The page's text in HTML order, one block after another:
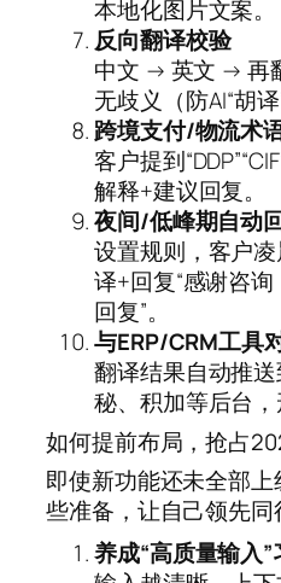
本地化图片文案。
反向翻译校验
中文 → 英文 → 再
无歧义（防AI“胡译
跨境支付/物流术
客户提到
解释+建议回复。
夜间/低峰期自动
设置规则，客户
译+回复“感谢咨
回复”。
与ERP/CRM工具
翻译结果自动推
秘、积加等后台，
如何提前布局，抢占
即使新功能还未全部
些准备，让自己领先同
养成“高质量输入”